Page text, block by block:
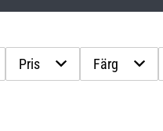
Pris Färg